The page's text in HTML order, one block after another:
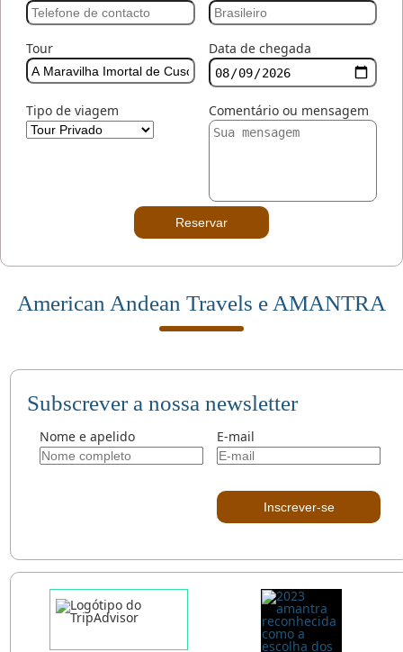
Tour Data de chegada
Tipo de viagem Comentário ou mensagem
Reservar
American Andean Travels e AMANTRA
Subscrever a nossa newsletter
Nome e apelido E-mail
Inscrever-se